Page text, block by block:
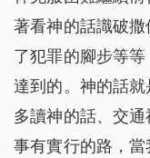
著看神的話識破
了犯罪的腳步等
達到的。神的話
多讀神的話、交
事有實行的路，